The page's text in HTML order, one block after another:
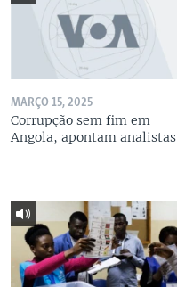
MARÇO 15, 2025
Corrupção sem fim em
Angola, apontam analistas